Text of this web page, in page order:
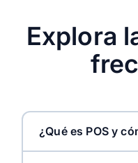
Cumplimiento
Nos aseguramos de
en materia de
Explora
¿Qué es POS y